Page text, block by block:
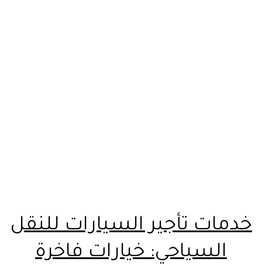
خدمات تأجير السيارات للنقل
السياحي: خيارات فاخرة